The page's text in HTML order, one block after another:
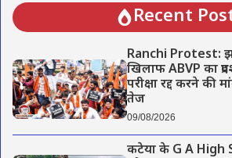
Recent
Ranchi Protest:
खिलाफ ABVP का
परीक्षा रद्द करने की
तेज
09/08/2026
कटेया के G A High